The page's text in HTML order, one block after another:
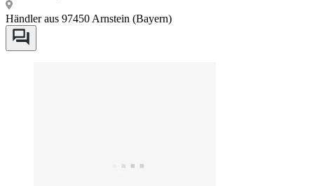
Händler aus 97450 Arnstein (Bayern)